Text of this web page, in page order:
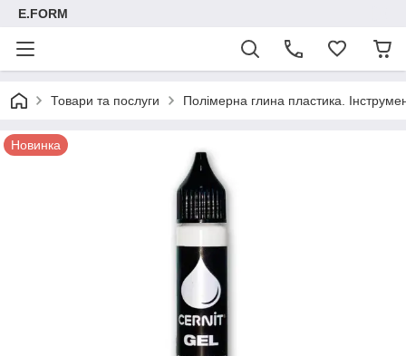
E.FORM
Товари та послуги Полімерна глина пластика.
Новинка